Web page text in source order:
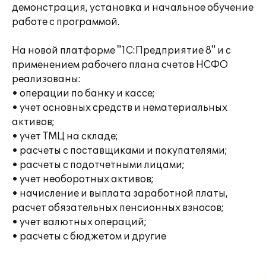
демонстрация, установка и начальное обучение
работе с программой.
На новой платформе "1С:Предприятие 8" и с
применением рабочего плана счетов НСФО
реализованы:
• операции по банку и кассе;
• учет основных средств и нематериальных
активов;
• учет ТМЦ на складе;
• расчеты с поставщиками и покупателями;
• расчеты с подотчетными лицами;
• учет необоротных активов;
• начисление и выплата заработной платы,
расчет обязательных пенсионных взносов;
• учет валютных операций;
• расчеты с бюджетом и другие